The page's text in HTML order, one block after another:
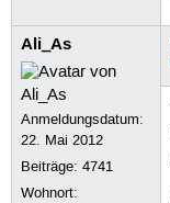
Ali_As
Anmeldungsdatum:
22. Mai 2012
Beiträge:4741
Wohnort: